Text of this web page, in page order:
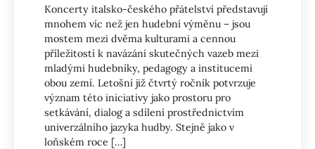
Koncerty italsko-českého přátelství představují
mnohem víc než jen hudební výměnu – jsou
mostem mezi dvěma kulturami a cennou
příležitostí k navázání skutečných vazeb mezi
mladými hudebníky, pedagogy a institucemi
obou zemí. Letošní již čtvrtý ročník potvrzuje
význam této iniciativy jako prostoru pro
setkávání, dialog a sdílení prostřednictvím
univerzálního jazyka hudby. Stejně jako v
loňském roce […]